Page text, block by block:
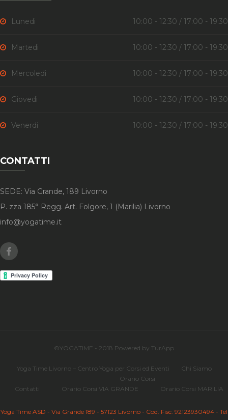
Lunedi 10:00 - 12:30 / 17:00 - 19:30
Martedi 10:00 - 12:30 / 17:00 - 19:30
Mercoledi 10:00 - 12:30 / 17:00 - 19:30
Giovedi 10:00 - 12:30 / 17:00 - 19:30
Venerdi 10:00 - 12:30 / 17:00 - 19:30
CONTATTI
SEDE: Via Grande, 189 Livorno
P. zza 185° Regg. Art. Folgore, 1 (Marilia) Livorno
info@yogatime.it
©YOGATIME - 2018 Powered by TurApp
Yoga Time Livorno – Centro Yoga per Corsi ed Eventi Chi Siamo
Contatti
Orario Corsi
Orario Corsi VIA GRANDE
Orario Corsi MARILIA
Yoga Time ASD - Via Grande 189 - 57123 Livorno - Cod. Fisc. 92123930494 - Tel